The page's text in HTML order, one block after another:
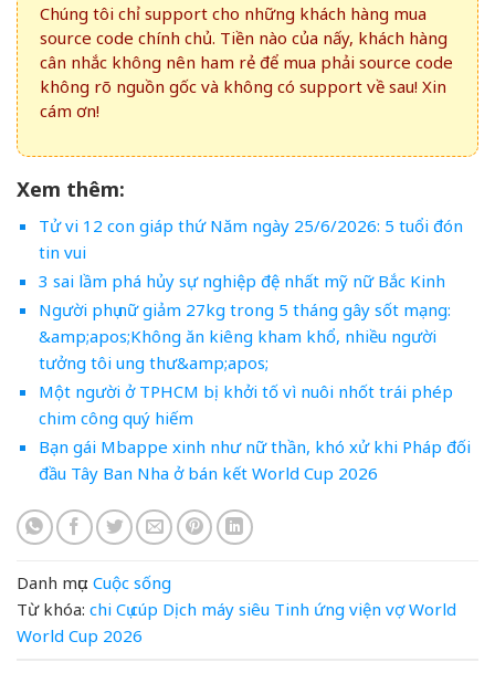
Chúng tôi chỉ support cho những khách hàng mua
source code chính chủ. Tiền nào của nấy, khách hàng
cân nhắc không nên ham rẻ để mua phải source code
không rõ nguồn gốc và không có support về sau! Xin
cám ơn!
Xem thêm:
Tử vi 12 con giáp thứ Năm ngày 25/6/2026: 5 tuổi đón
tin vui
3 sai lầm phá hủy sự nghiệp đệ nhất mỹ nữ Bắc Kinh
Người phụ nữ giảm 27kg trong 5 tháng gây sốt mạng:
&amp;apos;Không ăn kiêng kham khổ, nhiều người
tưởng tôi ung thư&amp;apos;
Một người ở TPHCM bị khởi tố vì nuôi nhốt trái phép
chim công quý hiếm
Bạn gái Mbappe xinh như nữ thần, khó xử khi Pháp đối
đầu Tây Ban Nha ở bán kết World Cup 2026
Danh mục: Cuộc sống
Từ khóa: chi Cụ cúp Dịch máy siêu Tinh ứng viện vợ World
World Cup 2026